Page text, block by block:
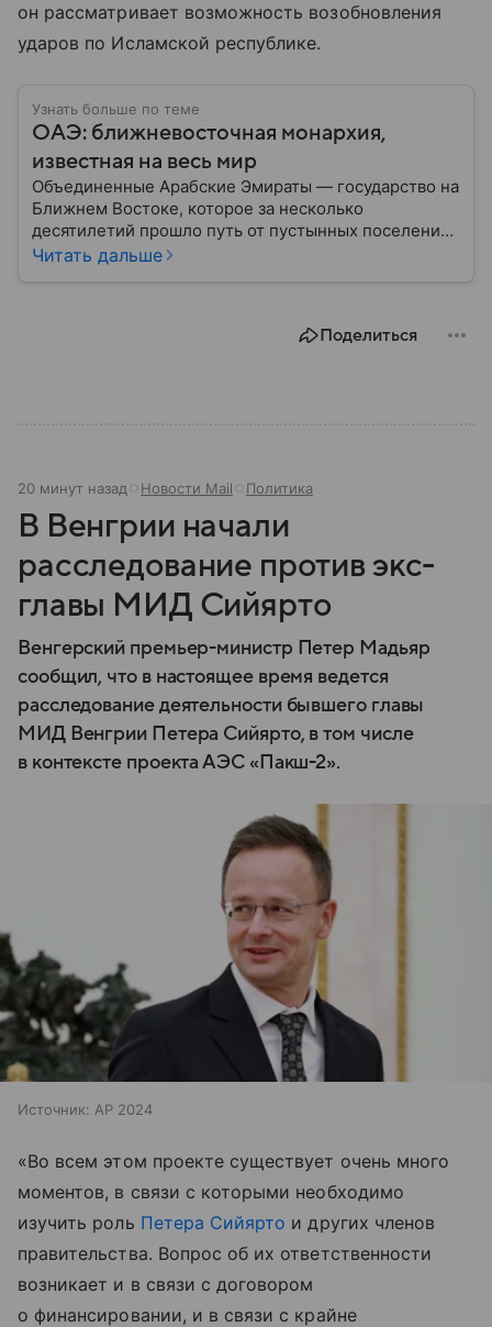
он рассматривает возможность возобновления
ударов по Исламской республике.
Узнать больше по теме
ОАЭ: ближневосточная монархия,
известная на весь мир
Объединенные Арабские Эмираты — государство на
Ближнем Востоке, которое за несколько
десятилетий прошло путь от пустынных поселений
до одного из самых богатых и влиятельных центров
материале — самое важное по теме.
Читать дальше
Поделиться
20 минут назад Новости Mail Политика
В Венгрии начали
расследование против экс-
главы МИД Сийярто
Венгерский премьер-министр Петер Мадьяр
сообщил, что в настоящее время ведется
расследование деятельности бывшего главы
МИД Венгрии Петера Сийярто, в том числе
в контексте проекта АЭС «Пакш-2».
Источник: AP 2024
«Во всем этом проекте существует очень много
моментов, в связи с которыми необходимо
изучить роль Петера Сийярто и других членов
правительства. Вопрос об их ответственности
возникает и в связи с договором
о финансировании, и в связи с крайне